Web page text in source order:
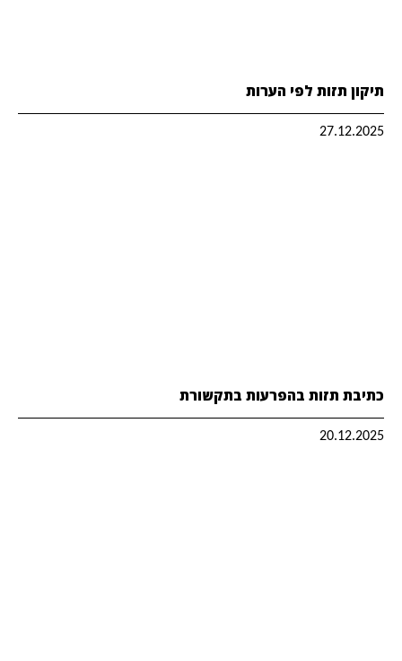
תיקון תזות לפי הערות
27.12.2025
כתיבת תזות בהפרעות בתקשורת
20.12.2025